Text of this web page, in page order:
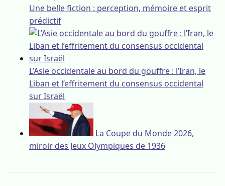
Une belle fiction : perception, mémoire et esprit
prédictif
L’Asie occidentale au bord du gouffre : l’Iran, le
Liban et l’effritement du consensus occidental
sur Israël
La Coupe du Monde 2026,
miroir des Jeux Olympiques de 1936